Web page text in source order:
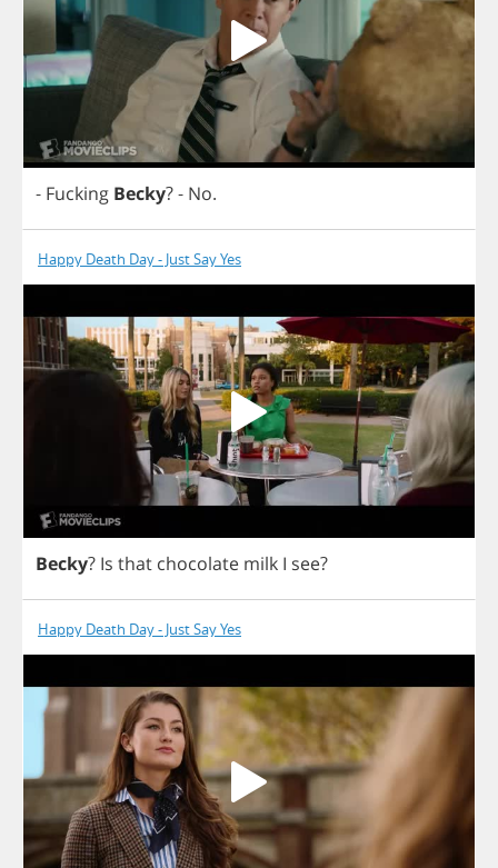
- Fucking Becky?- No.
Happy Death Day - Just Say Yes
Becky? Is that chocolate milk I see?
Happy Death Day - Just Say Yes